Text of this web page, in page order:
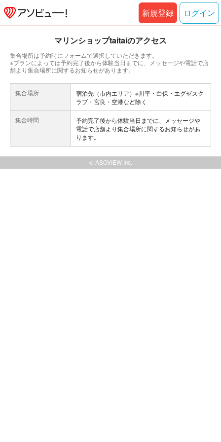
新規登録 ログイン
マリンショップtaitaiのアクセス
集合場所は予約時にフォームで選択していただきます。
※プランによっては予約完了後から体験当日までに、メッセージや電話で店
舗より集合場所に関するお知らせがあります。
集合場所
宿泊先（市内エリア）※川平・白保・エグゼスク
ラブ・宮良・空港など除く
集合時間
予約完了後から体験当日までに、メッセージや
電話で店舗より集合場所に関するお知らせがあ
ります。
© ASOVIEW Inc.